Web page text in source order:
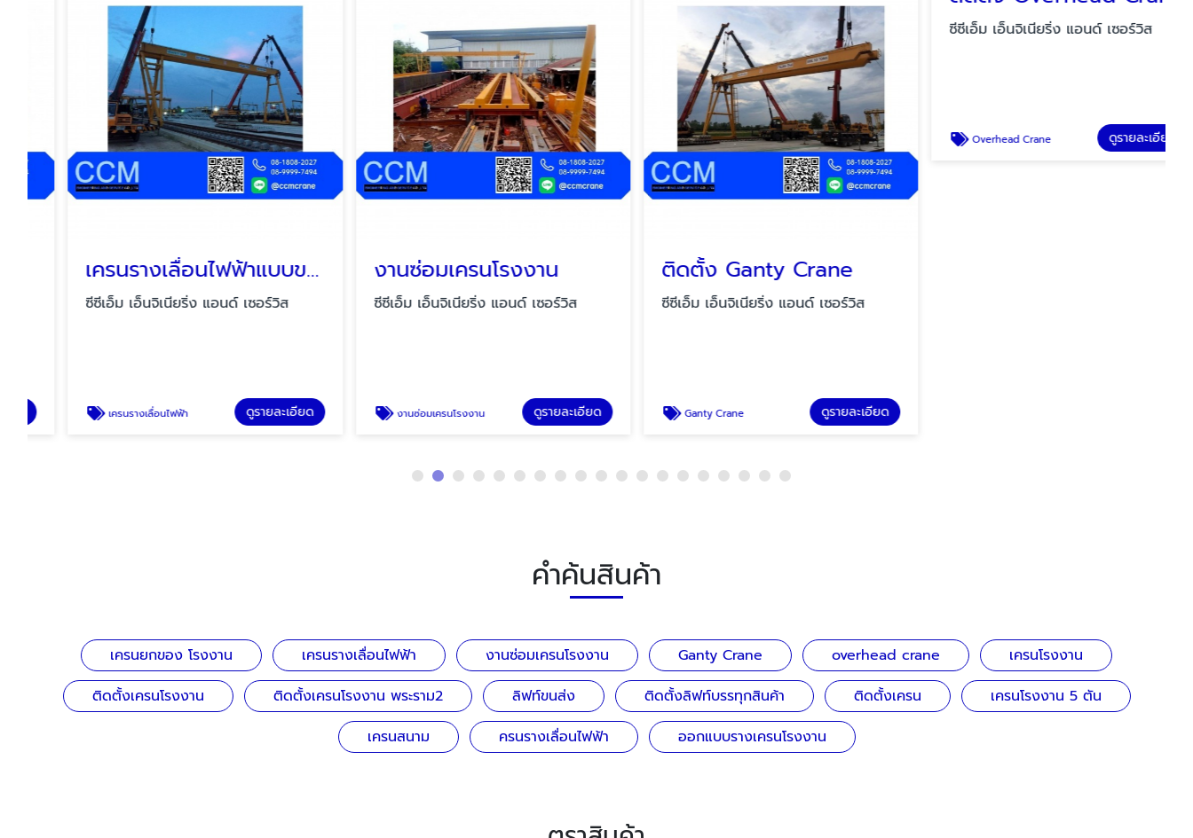
เครนรางเลื่อนไฟฟ้าแบบขาสูง
ซีซีเอ็ม เอ็นจิเนียริ่ง แอนด์ เซอร์วิส
เครนรางเลื่อนไฟฟ้า ดูรายละเอียด
งานซ่อมเครนโรงงาน
ซีซีเอ็ม เอ็นจิเนียริ่ง แอนด์ เซอร์วิส
งานซ่อมเครนโรงงาน ดูรายละเอียด
ติดตั้ง Ganty Crane
ซีซีเอ็ม เอ็นจิเนียริ่ง แอนด์ เซอร์วิส
Ganty Crane ดูรายละเอียด
คำค้นสินค้า
เครนยกของ โรงงาน เครนรางเลื่อนไฟฟ้า งานซ่อมเครนโรงงาน Ganty Crane overhead crane
เครนโรงงาน
ติดตั้งเครนโรงงาน
ติดตั้งเครนโรงงาน พระราม2 ลิฟท์ขนส่ง ติดตั้งลิฟท์บรรทุกสินค้า ติดตั้งเครน
เครนโรงงาน 5 ตัน
เครนสนาม
ครนรางเลื่อนไฟฟ้า ออกแบบรางเครนโรงงาน